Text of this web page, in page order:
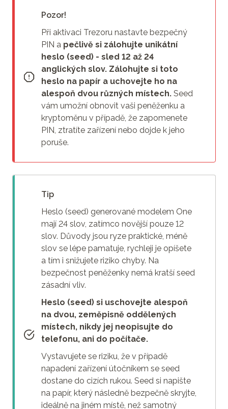
Pozor!
Při aktivaci Trezoru nastavte bezpečný
PIN a pečlivě si zálohujte unikátní
heslo (seed) - sled 12 až 24
anglických slov. Zálohujte si toto
heslo na papír a uchovejte ho na
alespoň dvou různých místech. Seed
vám umožní obnovit vaši peněženku a
kryptoměnu v případě, že zapomenete
PIN, ztratíte zařízení nebo dojde k jeho
poruše.
Tip
Heslo (seed) generované modelem One
mají 24 slov, zatímco novější pouze 12
slov. Důvody jsou ryze praktické, méně
slov se lépe pamatuje, rychleji je opíšete
a tím i snižujete riziko chyby. Na
bezpečnost peněženky nemá kratší seed
zásadní vliv.
Heslo (seed) si uschovejte alespoň
na dvou, zeměpisně oddělených
místech, nikdy jej neopisujte do
telefonu, ani do počítače.
Vystavujete se riziku, že v případě
napadení zařízení útočníkem se seed
dostane do cizích rukou. Seed si napište
na papír, který následně bezpečně skryjte,
ideálně na jiném místě, než samotný